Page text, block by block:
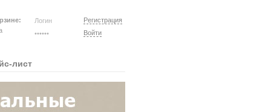
Регистрация
Войти
лист